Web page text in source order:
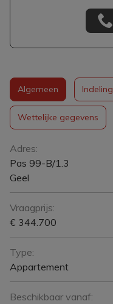
Algemeen Indeling
Wettelijke gegevens
Algemeen
Adres:
Pas 99-B/1.3
Geel
Vraagprijs:
€ 344.700
Type:
Appartement
Beschikbaar vanaf: